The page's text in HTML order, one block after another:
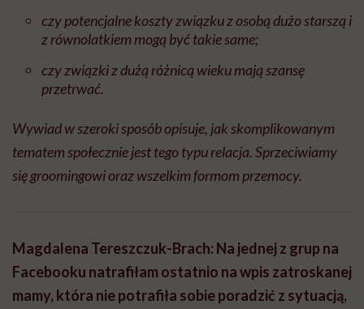
czy potencjalne koszty związku z osobą dużo starszą i
z równolatkiem mogą być takie same;
czy związki z dużą różnicą wieku mają szansę
przetrwać.
Wywiad w szeroki sposób opisuje, jak skomplikowanym
tematem społecznie jest tego typu relacja. Sprzeciwiamy
się groomingowi oraz wszelkim formom przemocy.
Magdalena Tereszczuk-Brach: Na jednej z grup na
Facebooku natrafiłam ostatnio na wpis zatroskanej
mamy, która nie potrafiła sobie poradzić z sytuacją,